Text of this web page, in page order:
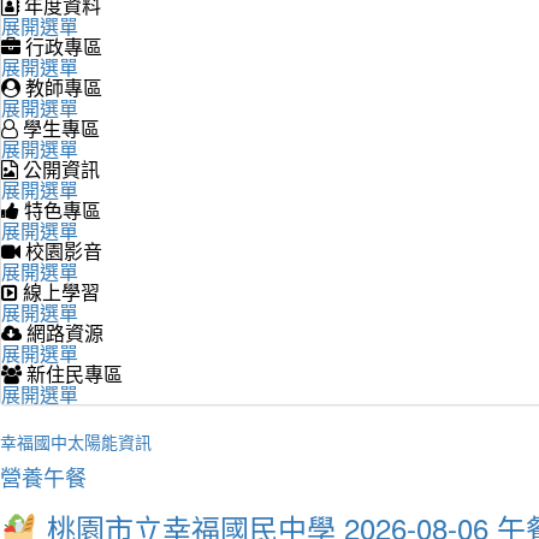
展開選單
行政專區
展開選單
教師專區
展開選單
學生專區
展開選單
公開資訊
展開選單
特色專區
展開選單
校園影音
展開選單
線上學習
展開選單
網路資源
展開選單
新住民專區
展開選單
幸福國中太陽能資訊
營養午餐
桃園市立幸福國民中學 2026-08-06 午